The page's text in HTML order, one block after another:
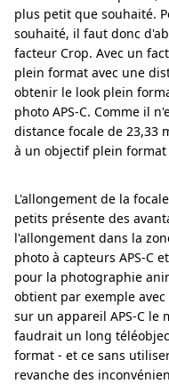
plus petit que souhaité.
souhaité, il faut donc
facteur Crop. Avec un
plein format avec une
obtenir le look plein
photo APS-C. Comme il
distance focale de 23,33
à un objectif plein format
L'allongement de la
petits présente des
l'allongement dans la
photo à capteurs APS-C
pour la photographie
obtient par exemple
sur un appareil APS-C le
faudrait un long
format - et ce sans
revanche des